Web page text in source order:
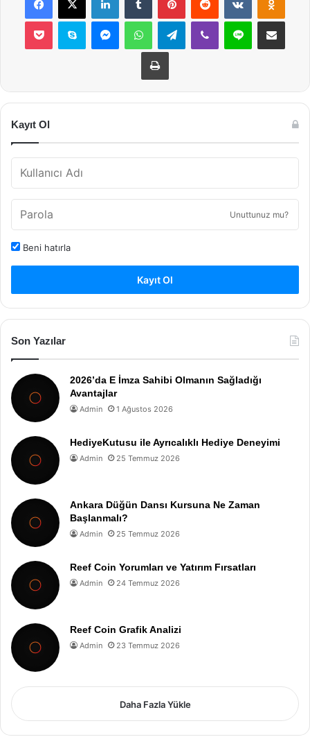
Pocket Skype MessengerWhatsAppTelegramViber Line E-Posta ile
Yazdır
Kayıt Ol
Unuttunuz mu?
Beni hatırla
Kayıt Ol
Son Yazılar
2026’da E İmza Sahibi Olmanın Sağladığı
Avantajlar
Admin 1 Ağustos 2026
HediyeKutusu ile Ayrıcalıklı Hediye Deneyimi
Admin 25 Temmuz 2026
Ankara Düğün Dansı Kursuna Ne Zaman
Başlanmalı?
Admin 25 Temmuz 2026
Reef Coin Yorumları ve Yatırım Fırsatları
Admin 24 Temmuz 2026
Reef Coin Grafik Analizi
Admin 23 Temmuz 2026
Daha Fazla Yükle